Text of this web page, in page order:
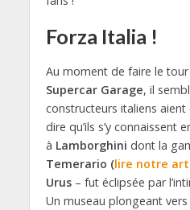
Forza Italia !
Au moment de faire le
Supercar Garage, il
constructeurs italiens aient
dire qu’ils s’y connaissent
à Lamborghini dont la
Temerario (lire notre
Urus– fut éclipsée par
Un museau plongeant